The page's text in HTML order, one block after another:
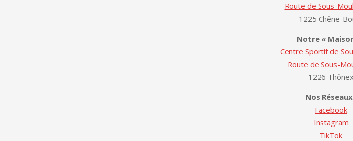
Route de Sous-
1225 Chêne-
Notre «
Centre Sportif de
Route de Sous-
1226 Thônex
Nos
Facebook
Instagram
TikTok